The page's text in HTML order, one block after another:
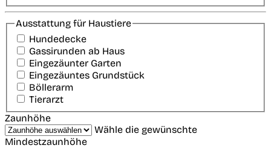
Ausstattung für Haustiere
Hundedecke
Gassirunden ab Haus
Eingezäunter Garten
Eingezäuntes Grundstück
Böllerarm
Tierarzt
Zaunhöhe
Wähle die gewünschte
Mindestzaunhöhe